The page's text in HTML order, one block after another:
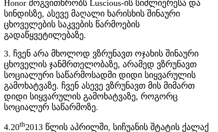
Honor მოგვითხრობს Luscious-ის სიძლიერესა და
სინდისზე, ასევე მაღალი ხარისხის შინაური
ცხოველების საკვების წარმოების
გადაწყვეტილებაზე.
3. ჩვენ არა მხოლოდ ვზრუნავთ ოჯახის შინაური
ცხოველის ჯანმრთელობაზე, არამედ ვზრუნავთ
სოციალური საწარმოსადმი დიდი სიყვარულის
გამოხატვაზე. ჩვენ ასევე ვზრუნავთ მის მიმართ
დიდი სიყვარულის გამოხატვაზე, როგორც
სოციალურ საწარმოზე.
4.20th2013 წლის აპრილში, სიჩუანის შტატის ქალაქ